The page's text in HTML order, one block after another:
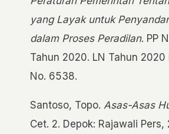
yang Layak untuk
dalam Proses Peradilan. PP
Tahun 2020. LN Tahun 2020
No. 6538.
Santoso, Topo. Asas-Asas
Cet. 2. Depok: Rajawali Pers,